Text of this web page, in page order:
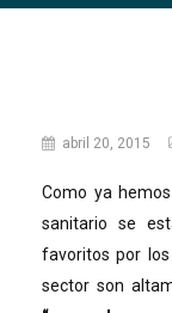
abril 20, 2015
Como ya
sanitario se
favoritos por
sector son